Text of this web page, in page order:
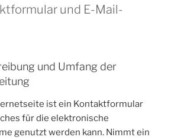
und E-Mail-
und Umfang der
ist ein Kontaktformular
für die elektronische
genutzt werden kann. Nimmt ein